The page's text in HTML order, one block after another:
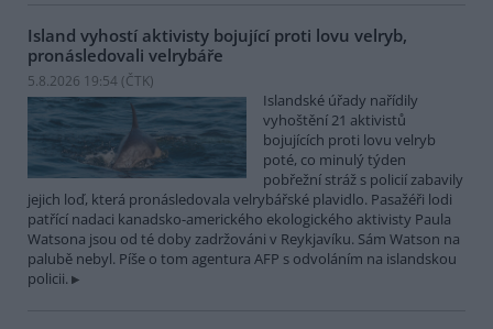
Island vyhostí aktivisty bojující proti lovu velryb,
pronásledovali velrybáře
5.8.2026 19:54 (ČTK)
Islandské úřady nařídily
vyhoštění 21 aktivistů
bojujících proti lovu velryb
poté, co minulý týden
pobřežní stráž s policií zabavily
jejich loď, která pronásledovala velrybářské plavidlo. Pasažéři lodi
patřící nadaci kanadsko-amerického ekologického aktivisty Paula
Watsona jsou od té doby zadržováni v Reykjavíku. Sám Watson na
palubě nebyl. Píše o tom agentura AFP s odvoláním na islandskou
policii.